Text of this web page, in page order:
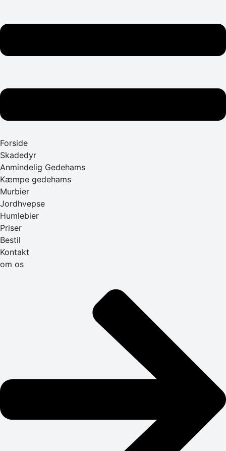
Forside
Skadedyr
Anmindelig Gedehams
Kæmpe gedehams
Murbier
Jordhvepse
Humlebier
Priser
Bestil
Kontakt
om os